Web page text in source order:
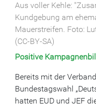
Aus voller Kehle:
Kundgebung am
Mauerstreifen. Foto:
(CC-BY-SA)
Positive
Bereits mit der
Bundestagswahl
hatten EUD und JEF